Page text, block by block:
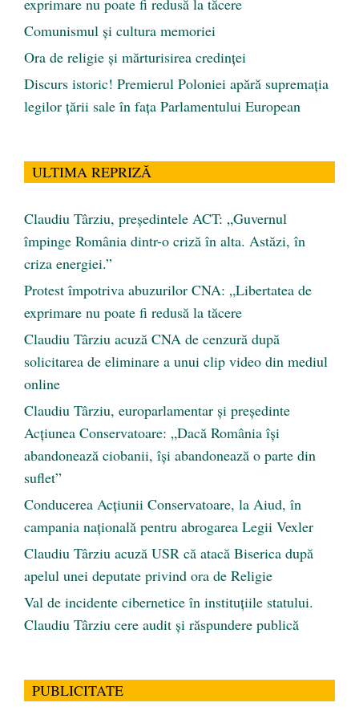
Comunismul şi cultura memoriei
Ora de religie şi mărturisirea credinţei
Discurs istoric! Premierul Poloniei apără supremația
legilor țării sale în fața Parlamentului European
ULTIMA REPRIZĂ
Claudiu Târziu, președintele ACT: „Guvernul
împinge România dintr-o criză în alta. Astăzi, în
criza energiei.”
Protest împotriva abuzurilor CNA: „Libertatea de
exprimare nu poate fi redusă la tăcere
Claudiu Târziu acuză CNA de cenzură după
solicitarea de eliminare a unui clip video din mediul
online
Claudiu Târziu, europarlamentar și președinte
Acțiunea Conservatoare: „Dacă România își
abandonează ciobanii, își abandonează o parte din
suflet”
Conducerea Acțiunii Conservatoare, la Aiud, în
campania națională pentru abrogarea Legii Vexler
Claudiu Târziu acuză USR că atacă Biserica după
apelul unei deputate privind ora de Religie
Val de incidente cibernetice în instituțiile statului.
Claudiu Târziu cere audit și răspundere publică
PUBLICITATE